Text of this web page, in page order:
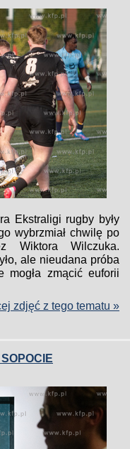
Ekstraligi rugby były
wybrzmiał chwilę po
Wiktora Wilczuka.
ale nieudana próba
mogła zmącić euforii
zdjęć z tego tematu »